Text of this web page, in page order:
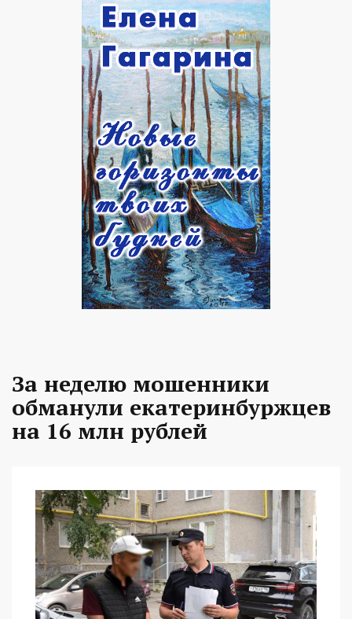
За неделю мошенники
обманули екатеринбуржцев
на 16 млн рублей